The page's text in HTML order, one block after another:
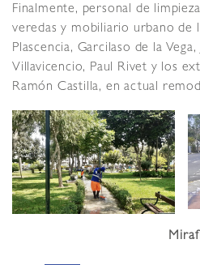
Finalmente, personal de
veredas y mobiliario urbano de
Plascencia, Garcilaso de la
Villavicencio, Paul Rivet y los
Ramón Castilla, en actual